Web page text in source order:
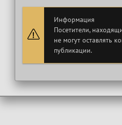
Информация
Посетители,
не могут оставлять
публикации.